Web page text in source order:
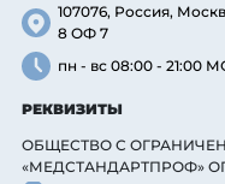
107076, Россия,
8 ОФ 7
пн - вс 08:00 - 21:00
РЕКВИЗИТЫ
ОБЩЕСТВО С
«МЕДСТАНДАРТПРОФ»